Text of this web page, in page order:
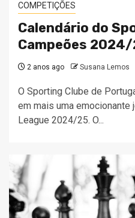
COMPETIÇÕES
Calendário do
Campeões
2 anos ago Susana Lemos
O Sporting Clube de
em mais uma emocionante
League 2024/25. O...